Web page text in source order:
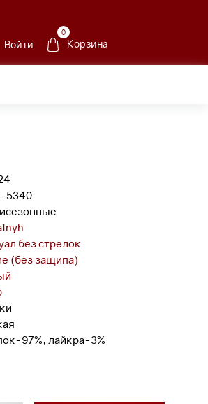
Войти
0
Корзина
5340
без стрелок
(без защипа)
97%, лайкра-3%